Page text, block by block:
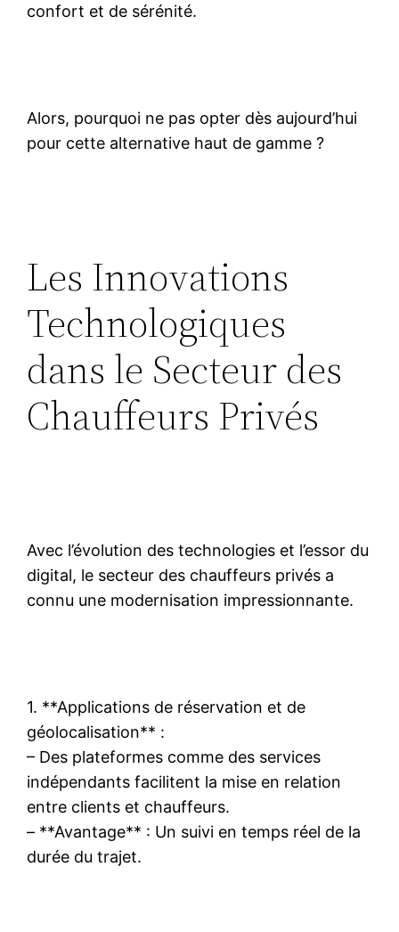
confort et de sérénité.
Alors, pourquoi ne pas opter dès aujourd’hui
pour cette alternative haut de gamme ?
Les Innovations
Technologiques
dans le Secteur des
Chauffeurs Privés
Avec l’évolution des technologies et l’essor du
digital, le secteur des chauffeurs privés a
connu une modernisation impressionnante.
1. **Applications de réservation et de
géolocalisation** :
– Des plateformes comme des services
indépendants facilitent la mise en relation
entre clients et chauffeurs.
– **Avantage** : Un suivi en temps réel de la
durée du trajet.